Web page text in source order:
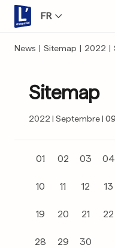
FR
News | Sitemap | 2022 |
Sitemap
2022 Septembre 09
01 02 03 04
10 11 12 13
19 20 21 22
28 29 30